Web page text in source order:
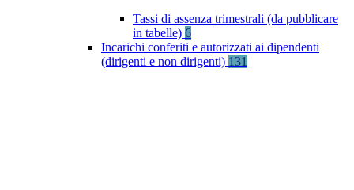
Tassi di assenza trimestrali (da pubblicare
in tabelle) 6
Incarichi conferiti e autorizzati ai dipendenti
(dirigenti e non dirigenti) 131